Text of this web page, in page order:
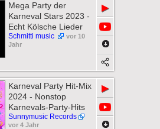
Mega Party der
Karneval Stars 2023 -
Echt Kölsche Lieder
Schmitti music
vor 10
Jahr
▶
Karneval Party Hit-Mix
2024 - Nonstop
Karnevals-Party-Hits
Sunnymusic Records
vor 4 Jahr
▶